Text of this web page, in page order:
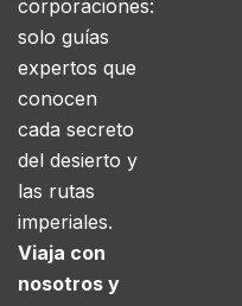
corporaciones:
solo guías
expertos que
conocen
cada secreto
del desierto y
las rutas
imperiales.
Viaja con
nosotros y